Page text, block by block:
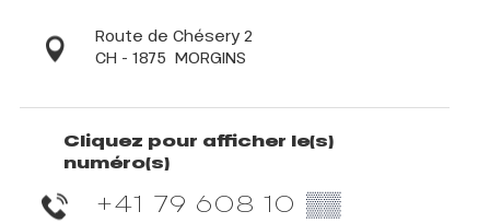
Route de Chésery 2
CH - 1875 MORGINS
Cliquez pour afficher le(s)
numéro(s)
+41 79 608 10 ▒▒